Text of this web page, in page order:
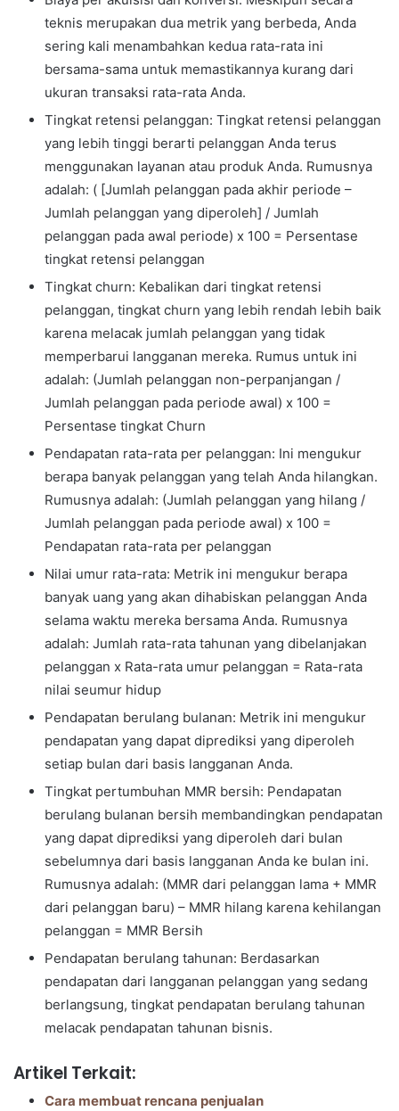
teknis merupakan dua metrik yang berbeda, Anda
sering kali menambahkan kedua rata-rata ini
bersama-sama untuk memastikannya kurang dari
ukuran transaksi rata-rata Anda.
Tingkat retensi pelanggan: Tingkat retensi pelanggan
yang lebih tinggi berarti pelanggan Anda terus
menggunakan layanan atau produk Anda. Rumusnya
adalah: ( [Jumlah pelanggan pada akhir periode –
Jumlah pelanggan yang diperoleh] / Jumlah
pelanggan pada awal periode) x 100 = Persentase
tingkat retensi pelanggan
Tingkat churn: Kebalikan dari tingkat retensi
pelanggan, tingkat churn yang lebih rendah lebih baik
karena melacak jumlah pelanggan yang tidak
memperbarui langganan mereka. Rumus untuk ini
adalah: (Jumlah pelanggan non-perpanjangan /
Jumlah pelanggan pada periode awal) x 100 =
Persentase tingkat Churn
Pendapatan rata-rata per pelanggan: Ini mengukur
berapa banyak pelanggan yang telah Anda hilangkan.
Rumusnya adalah: (Jumlah pelanggan yang hilang /
Jumlah pelanggan pada periode awal) x 100 =
Pendapatan rata-rata per pelanggan
Nilai umur rata-rata: Metrik ini mengukur berapa
banyak uang yang akan dihabiskan pelanggan Anda
selama waktu mereka bersama Anda. Rumusnya
adalah: Jumlah rata-rata tahunan yang dibelanjakan
pelanggan x Rata-rata umur pelanggan = Rata-rata
nilai seumur hidup
Pendapatan berulang bulanan: Metrik ini mengukur
pendapatan yang dapat diprediksi yang diperoleh
setiap bulan dari basis langganan Anda.
Tingkat pertumbuhan MMR bersih: Pendapatan
berulang bulanan bersih membandingkan pendapatan
yang dapat diprediksi yang diperoleh dari bulan
sebelumnya dari basis langganan Anda ke bulan ini.
Rumusnya adalah: (MMR dari pelanggan lama + MMR
dari pelanggan baru) – MMR hilang karena kehilangan
pelanggan = MMR Bersih
Pendapatan berulang tahunan: Berdasarkan
pendapatan dari langganan pelanggan yang sedang
berlangsung, tingkat pendapatan berulang tahunan
melacak pendapatan tahunan bisnis.
Artikel Terkait:
Cara membuat rencana penjualan